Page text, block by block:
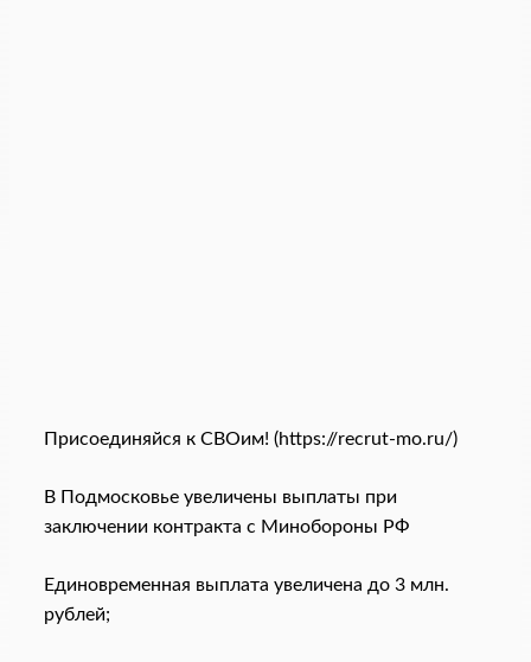
Присоединяйся к СВОим! (https://recrut-mo.ru/)
В Подмосковье увеличены выплаты при
заключении контракта с Минобороны РФ
Единовременная выплата увеличена до 3 млн.
рублей;